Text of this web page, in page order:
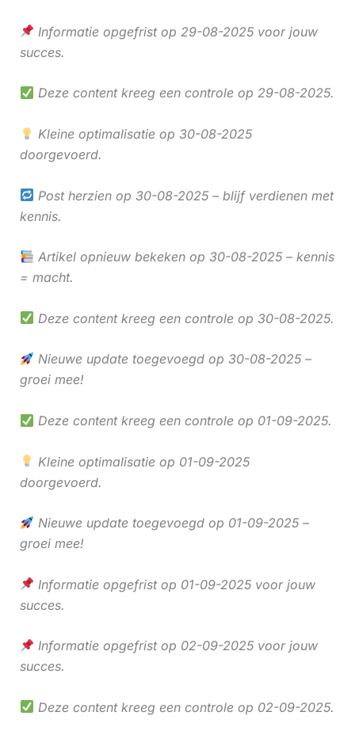
Informatie opgefrist op 29-08-2025 voor jouw
succes.
Deze content kreeg een controle op 29-08-2025.
Kleine optimalisatie op 30-08-2025
doorgevoerd.
Post herzien op 30-08-2025 – blijf verdienen met
kennis.
Artikel opnieuw bekeken op 30-08-2025 – kennis
= macht.
Deze content kreeg een controle op 30-08-2025.
Nieuwe update toegevoegd op 30-08-2025 –
groei mee!
Deze content kreeg een controle op 01-09-2025.
Kleine optimalisatie op 01-09-2025
doorgevoerd.
Nieuwe update toegevoegd op 01-09-2025 –
groei mee!
Informatie opgefrist op 01-09-2025 voor jouw
succes.
Informatie opgefrist op 02-09-2025 voor jouw
succes.
Deze content kreeg een controle op 02-09-2025.